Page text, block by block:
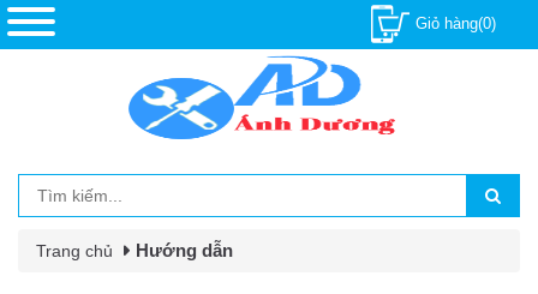
Giỏ hàng(0)
Trang chủ Hướng dẫn